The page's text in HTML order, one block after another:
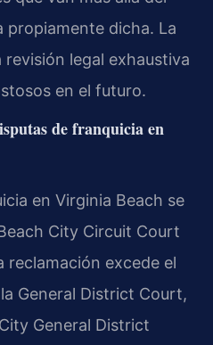
propiamente dicha. La
legal exhaustiva
en el futuro.
de franquicia en
en Virginia Beach se
City Circuit Court
reclamación excede el
General District Court,
General District